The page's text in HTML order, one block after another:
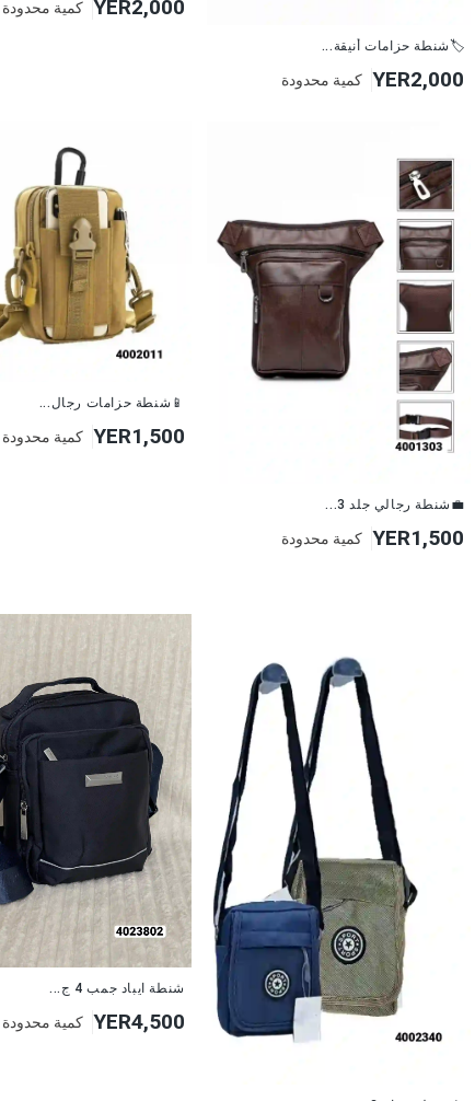
🏷شنطة حزامات أنيقة...
YER2,000 كمية محدودة
YER2,000 كمية محدودة
💼شنطة رجالي جلد 3...
YER1,500 كمية محدودة
📱شنطة حزامات رجال...
YER1,500 كمية محدودة
شنطة ايباد جمب 4 ج...
YER4,500 كمية محدودة